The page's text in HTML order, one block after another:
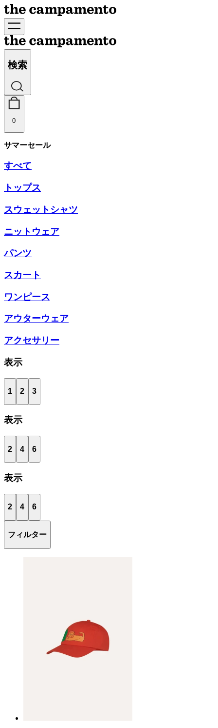
検索
0
サマーセール
すべて
トップス
スウェットシャツ
ニットウェア
パンツ
スカート
ワンピース
アウターウェア
アクセサリー
表示
1 2 3
表示
2 4 6
表示
2 4 6
フィルター